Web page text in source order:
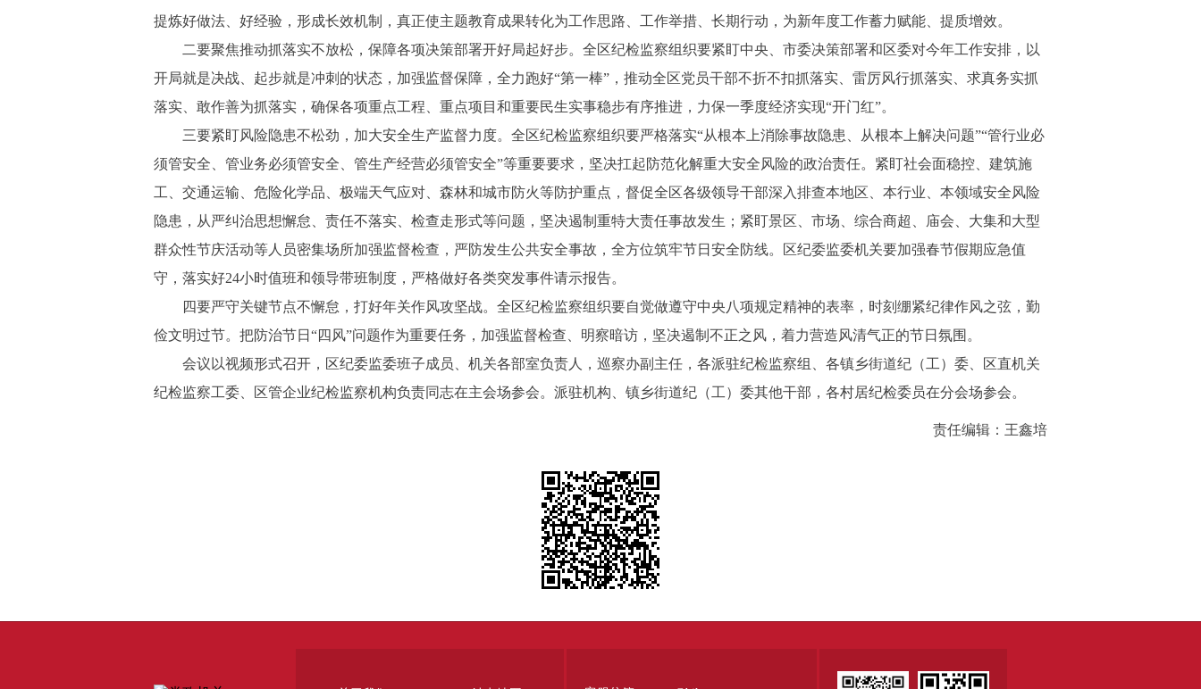
提炼好做法、好经验，形成长效机制，真正使主题教育成果转化为工作思路、工作举措、长期行动，为新年度工作蓄力赋能、提质增效。
二要聚焦推动抓落实不放松，保障各项决策部署开好局起好步。全区纪检监察组织要紧盯中央、市委决策部署和区委对今年工作安排，以
开局就是决战、起步就是冲刺的状态，加强监督保障，全力跑好“第一棒”，推动全区党员干部不折不扣抓落实、雷厉风行抓落实、求真务实抓
落实、敢作善为抓落实，确保各项重点工程、重点项目和重要民生实事稳步有序推进，力保一季度经济实现“开门红”。
三要紧盯风险隐患不松劲，加大安全生产监督力度。全区纪检监察组织要严格落实“从根本上消除事故隐患、从根本上解决问题”“管行业必
须管安全、管业务必须管安全、管生产经营必须管安全”等重要要求，坚决扛起防范化解重大安全风险的政治责任。紧盯社会面稳控、建筑施
工、交通运输、危险化学品、极端天气应对、森林和城市防火等防护重点，督促全区各级领导干部深入排查本地区、本行业、本领域安全风险
隐患，从严纠治思想懈怠、责任不落实、检查走形式等问题，坚决遏制重特大责任事故发生；紧盯景区、市场、综合商超、庙会、大集和大型
群众性节庆活动等人员密集场所加强监督检查，严防发生公共安全事故，全方位筑牢节日安全防线。区纪委监委机关要加强春节假期应急值
守，落实好24小时值班和领导带班制度，严格做好各类突发事件请示报告。
四要严守关键节点不懈怠，打好年关作风攻坚战。全区纪检监察组织要自觉做遵守中央八项规定精神的表率，时刻绷紧纪律作风之弦，勤
俭文明过节。把防治节日“四风”问题作为重要任务，加强监督检查、明察暗访，坚决遏制不正之风，着力营造风清气正的节日氛围。
会议以视频形式召开，区纪委监委班子成员、机关各部室负责人，巡察办副主任，各派驻纪检监察组、各镇乡街道纪（工）委、区直机关
纪检监察工委、区管企业纪检监察机构负责同志在主会场参会。派驻机构、镇乡街道纪（工）委其他干部，各村居纪检委员在分会场参会。
责任编辑：王鑫培